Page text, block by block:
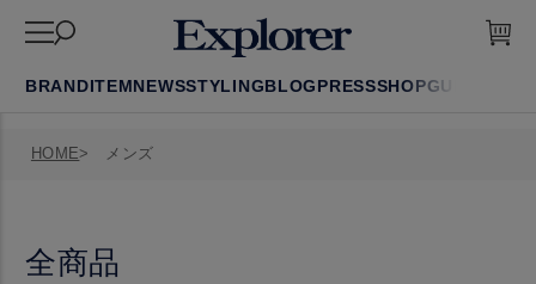
BRANDITEMNEWSSTYLINGBLOGPRESSSHOPGUIDE
HOME メンズ
全商品